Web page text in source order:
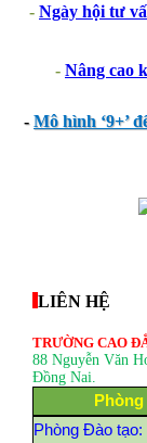
- Ngày hội tư
- Nâng cao
-Mô hình ‘9+’
LIÊN HỆ
TRƯỜNG CAO
88 Nguyễn Văn
Đồng Nai.
Phòng Đào tạo: